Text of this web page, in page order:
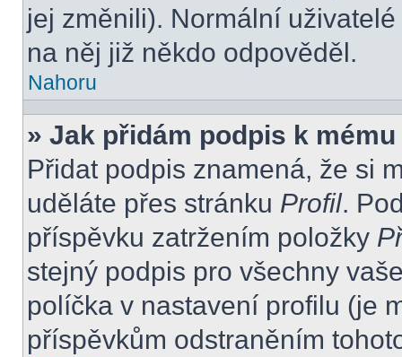
jej změnili). Normální
na něj již někdo odpověděl.
Nahoru
» Jak přidám podpis k
Přidat podpis znamená, že si
uděláte přes stránku Profil.
příspěvku zatržením položky
stejný podpis pro všechny
políčka v nastavení profilu (je
příspěvkům odstraněním